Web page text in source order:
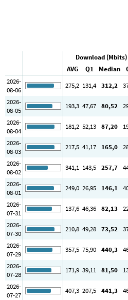
Download (Mbits)
AVG
Q1 Median
2026-
08-06
275,2 131,4 312,2
2026-
08-05
193,3 47,67 80,52
2026-
08-04
181,2 52,13 87,20
2026-
08-03
217,5 41,17 165,0
2026-
08-02
341,1 143,5 257,7
2026-
08-01
249,0 26,95 146,1
2026-
07-31
137,6 46,36 82,13
2026-
07-30
210,8 49,28 73,52
2026-
07-29
357,5 75,90 440,3
2026-
07-28
171,9 39,11 81,50
2026-
07-27
407,3 207,5 441,3